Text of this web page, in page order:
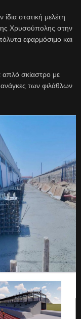
ίδια στατική μελέτη
Χρυσούπολης στην
εφαρμόσιμο και
απλό σκίαστρο με
ανάγκες των φιλάθλων